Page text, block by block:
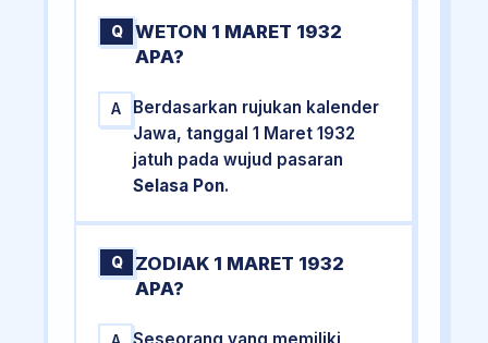
Q
WETON 1 MARET 1932
APA?
A
Berdasarkan rujukan kalender
Jawa, tanggal 1 Maret 1932
jatuh pada wujud pasaran
Selasa Pon.
Q
ZODIAK 1 MARET 1932
APA?